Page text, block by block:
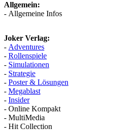
Allgemein:
- Allgemeine Infos
Joker Verlag:
- Adventures
- Rollenspiele
- Simulationen
- Strategie
- Poster & Lösungen
- Megablast
- Insider
- Online Kompakt
- MultiMedia
- Hit Collection